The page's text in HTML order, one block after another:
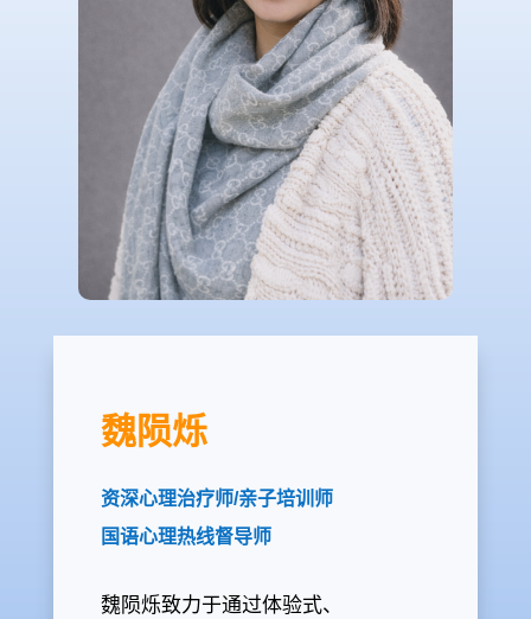
魏陨烁
资深心理治疗师/亲子培训师
国语心理热线督导师
魏陨烁致力于通过体验式、